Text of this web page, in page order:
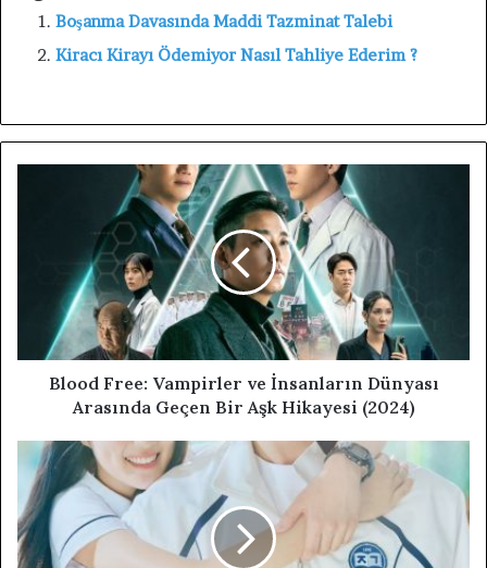
Boşanma Davasında Maddi Tazminat Talebi
Kiracı Kirayı Ödemiyor Nasıl Tahliye Ederim ?
Blood Free: Vampirler ve İnsanların Dünyası
Arasında Geçen Bir Aşk Hikayesi (2024)